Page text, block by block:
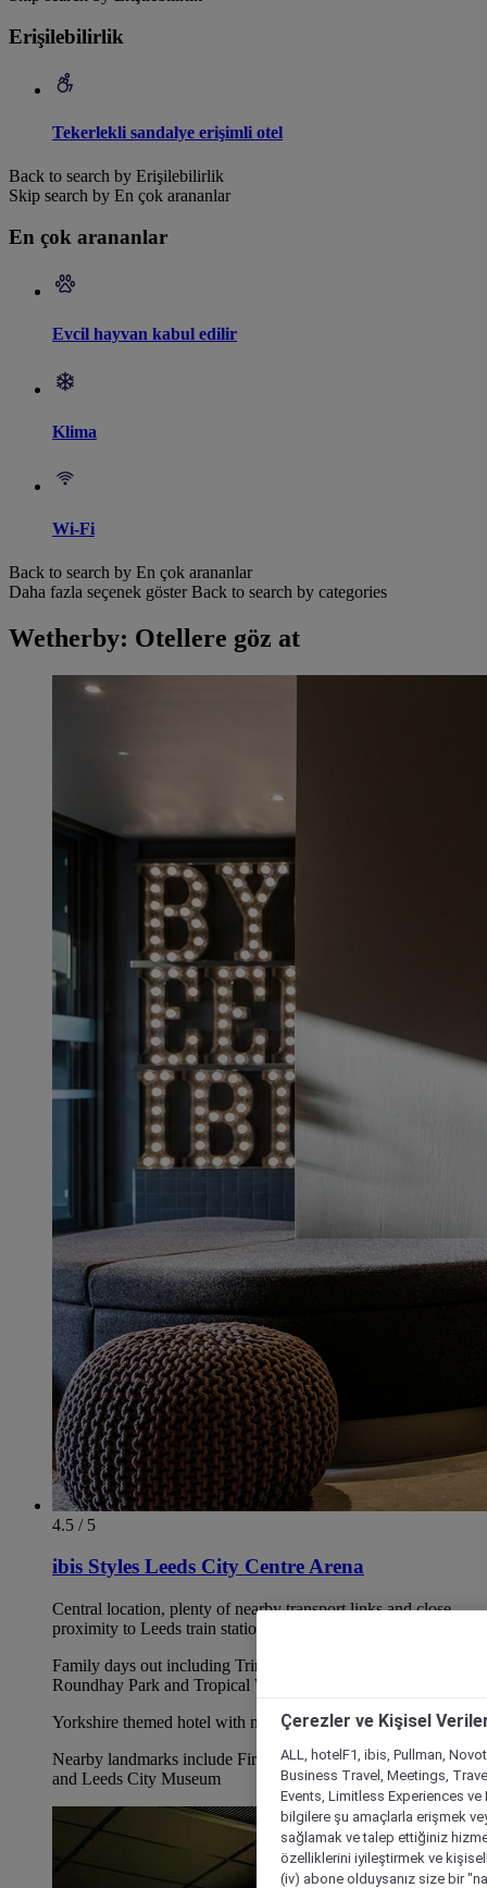
Erişilebilirlik
Tekerlekli sandalye erişimli otel
Back to search by Erişilebilirlik
Skip search by En çok arananlar
En çok arananlar
Evcil hayvan kabul edilir
Klima
Wi-Fi
Back to search by En çok arananlar
Daha fazla seçenek göster Back to search by categories
Wetherby: Otellere göz at
4.5 / 5
ibis Styles Leeds City Centre Arena
Central location, plenty of nearby transport links and close
proximity to Leeds train station
Family days out including Trinity Shopping Centre,
Roundhay Park and Tropical World all nearby
Yorkshire themed hotel with nods to Leeds' industrial past
Nearby landmarks include First Direct Arena, 02 Academy
and Leeds City Museum
Çerezler ve Kişisel
ALL, hotelF1, ibis, Pullman,
Business Travel, Meetings,
Events, Limitless Experiences
bilgilere şu amaçlarla erişmek
sağlamak ve talep ettiğiniz
özelliklerini iyileştirmek ve
(iv) abone olduysanız size bir